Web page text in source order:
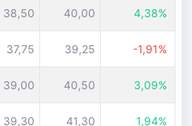
38,50 40,00 4,38%
37,75 39,25 -1,91%
39,00 40,50 3,09%
39,30 41,30 1,94%